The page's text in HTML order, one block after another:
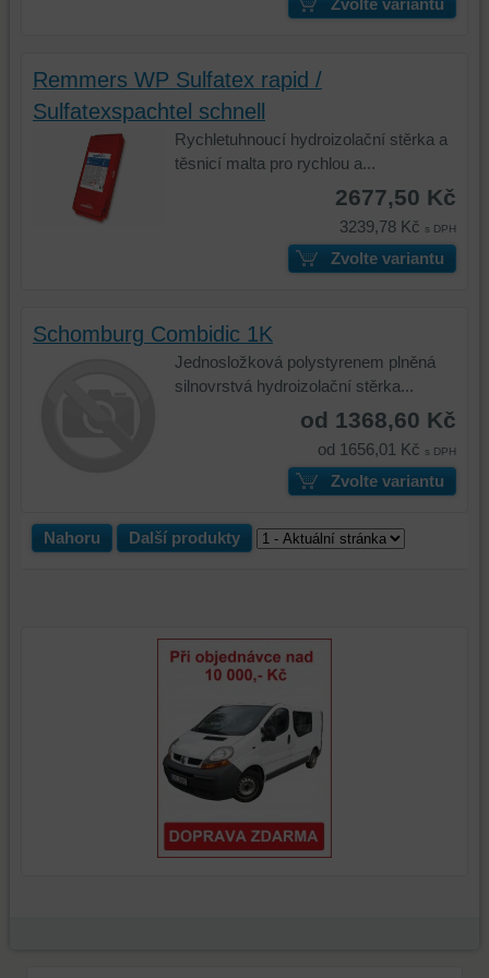
Zvolte variantu
Remmers WP Sulfatex rapid /
Sulfatexspachtel schnell
Rychletuhnoucí hydroizolační stěrka a
těsnicí malta pro rychlou a...
2677,50 Kč
3239,78 Kč s DPH
Zvolte variantu
Schomburg Combidic 1K
Jednosložková polystyrenem plněná
silnovrstvá hydroizolační stěrka...
od 1368,60 Kč
od 1656,01 Kč s DPH
Zvolte variantu
Nahoru Další produkty
z
prohlížení
zabezpečení.
některé
vaše
preference
uživatelského
účtu
skripty
a/nebo